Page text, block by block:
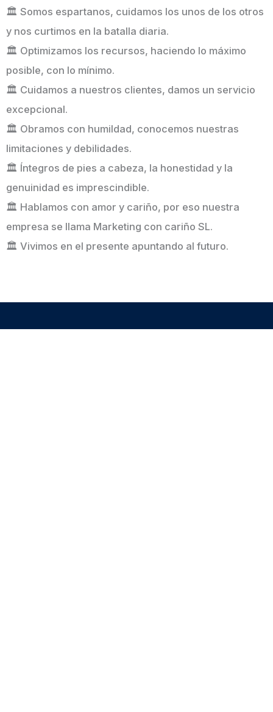
🏛️ Somos espartanos, cuidamos los unos de los otros
y nos curtimos en la batalla diaria.
🏛️ Optimizamos los recursos, haciendo lo máximo
posible, con lo mínimo.
🏛️ Cuidamos a nuestros clientes, damos un servicio
excepcional.
🏛️ Obramos con humildad, conocemos nuestras
limitaciones y debilidades.
🏛️ Íntegros de pies a cabeza, la honestidad y la
genuinidad es imprescindible.
🏛️ Hablamos con amor y cariño, por eso nuestra
empresa se llama Marketing con cariño SL.
🏛️ Vivimos en el presente apuntando al futuro.